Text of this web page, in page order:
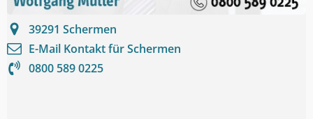
39291 Schermen
E-Mail Kontakt fürSchermen
0800 589 0225